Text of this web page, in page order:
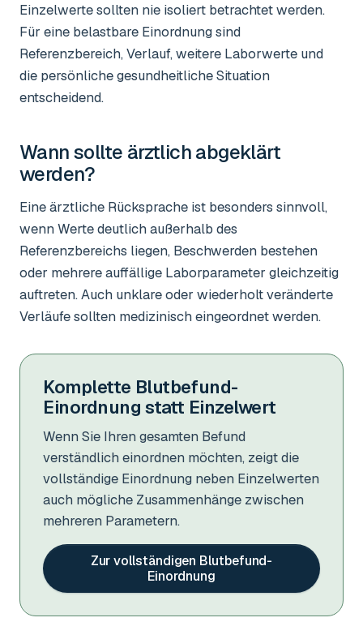
Einzelwerte sollten nie isoliert betrachtet werden.
Für eine belastbare Einordnung sind
Referenzbereich, Verlauf, weitere Laborwerte und
die persönliche gesundheitliche Situation
entscheidend.
Wann sollte ärztlich abgeklärt
werden?
Eine ärztliche Rücksprache ist besonders sinnvoll,
wenn Werte deutlich außerhalb des
Referenzbereichs liegen, Beschwerden bestehen
oder mehrere auffällige Laborparameter gleichzeitig
auftreten. Auch unklare oder wiederholt veränderte
Verläufe sollten medizinisch eingeordnet werden.
Komplette Blutbefund-
Einordnung statt Einzelwert
Wenn Sie Ihren gesamten Befund
verständlich einordnen möchten, zeigt die
vollständige Einordnung neben Einzelwerten
auch mögliche Zusammenhänge zwischen
mehreren Parametern.
Zur vollständigen Blutbefund-
Einordnung